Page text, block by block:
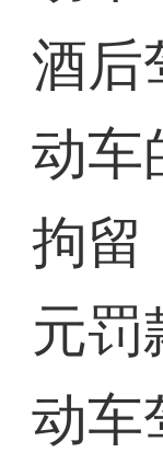
酒后
动车
拘留
元罚
动车